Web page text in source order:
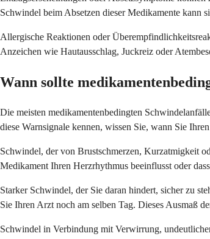
Schwindel beim Absetzen dieser Medikamente kann
Allergische Reaktionen oder
Anzeichen wie Hautausschlag, Juckreiz oder
Wann sollte
Die meisten medikamentenbedingten
diese Warnsignale kennen, wissen Sie, wann Sie
Schwindel, der von Brustschmerzen, Kurzatmigkeit
Medikament Ihren Herzrhythmus beeinflusst oder
Starker Schwindel, der Sie daran hindert, sicher zu
Sie Ihren Arzt noch am selben Tag. Dieses Ausmaß
Schwindel in Verbindung mit Verwirrung,